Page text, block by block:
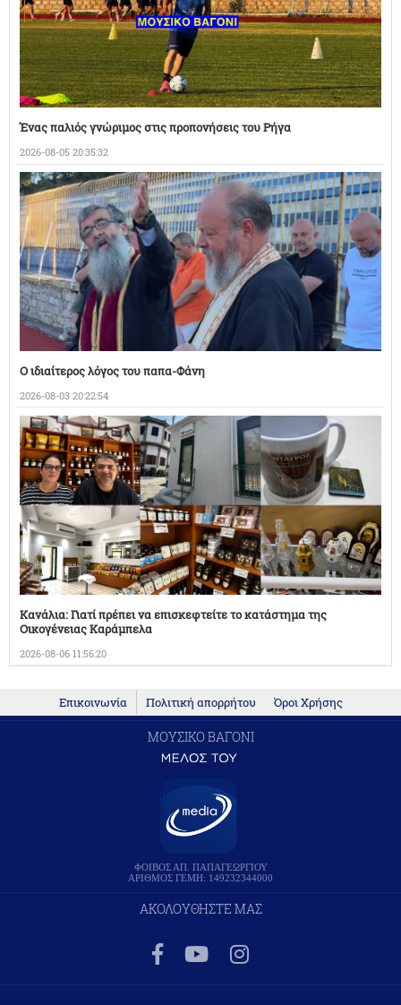
Ένας παλιός γνώριμος στις προπονήσεις του Ρήγα
2026-08-05 20:35:32
Ο ιδιαίτερος λόγος του παπα-Φάνη
2026-08-03 20:22:54
Κανάλια: Γιατί πρέπει να επισκεφτείτε το κατάστημα της
Οικογένειας Καράμπελα
2026-08-06 11:56:20
Επικοινωνία Πολιτική απορρήτου Όροι Χρήσης
ΜΟΥΣΙΚΟ ΒΑΓΟΝΙ
ΦΟΙΒΟΣ ΑΠ. ΠΑΠΑΓΕΩΡΓΙΟΥ
ΑΡΙΘΜΟΣ ΓΕΜΗ: 149232344000
ΑΚΟΛΟΥΘΗΣΤΕ ΜΑΣ